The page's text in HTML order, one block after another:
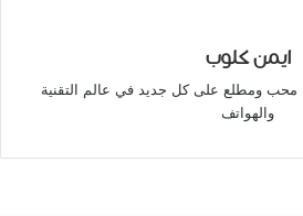
ايمن كلوب
محب ومطلع على كل جديد في عالم التقنية
والهواتف